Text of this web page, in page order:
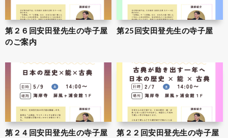
第２６回安田登先生の寺子屋
のご案内
第25回安田登先生の寺子屋
第２４回安田登先生の寺子屋
第２２回安田登先生の寺子屋